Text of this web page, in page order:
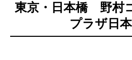
東京・日本橋 野村
プラザ日